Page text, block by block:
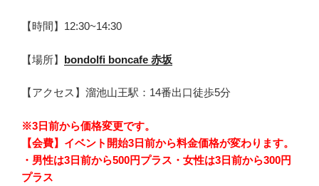
【時間】12:30~14:30
【場所】 bondolfi boncafe 赤坂
【アクセス】溜池山王駅：14番出口徒歩5分
※3日前から価格変更です。
【会費】イベント開始3日前から料金価格が変わります。
・男性は3日前から500円プラス・女性は3日前から300円
プラス